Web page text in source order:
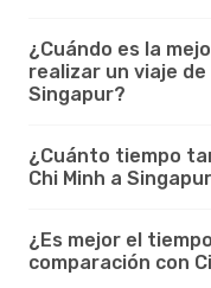
¿Cuándo es la
realizar un viaje de
Singapur?
¿Cuánto tiempo
Chi Minh a
¿Es mejor el
comparación con